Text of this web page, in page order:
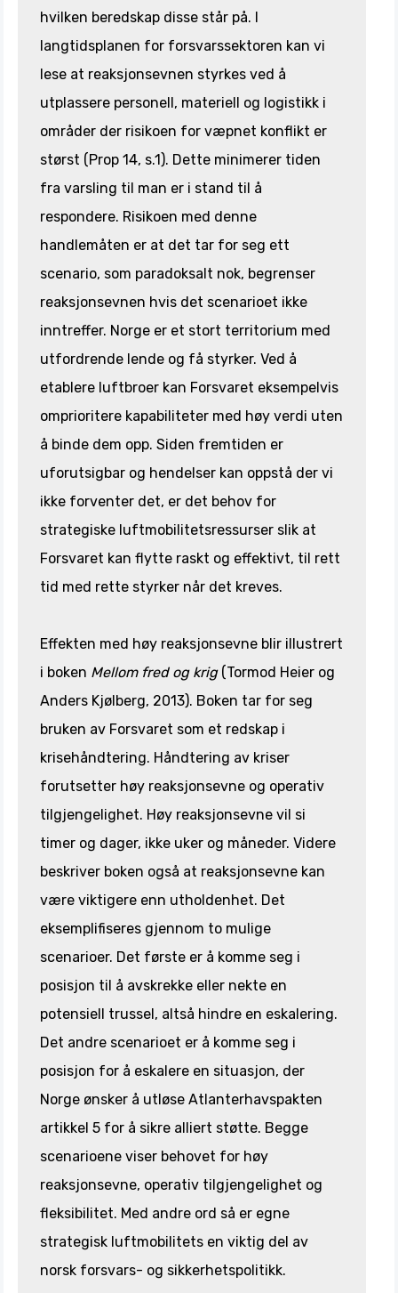
hvilken beredskap disse står på. I
langtidsplanen for forsvarssektoren kan vi
lese at reaksjonsevnen styrkes ved å
utplassere personell, materiell og logistikk i
områder der risikoen for væpnet konflikt er
størst (Prop 14, s.1). Dette minimerer tiden
fra varsling til man er i stand til å
respondere. Risikoen med denne
handlemåten er at det tar for seg ett
scenario, som paradoksalt nok, begrenser
reaksjonsevnen hvis det scenarioet ikke
inntreffer. Norge er et stort territorium med
utfordrende lende og få styrker. Ved å
etablere luftbroer kan Forsvaret eksempelvis
omprioritere kapabiliteter med høy verdi uten
å binde dem opp. Siden fremtiden er
uforutsigbar og hendelser kan oppstå der vi
ikke forventer det, er det behov for
strategiske luftmobilitetsressurser slik at
Forsvaret kan flytte raskt og effektivt, til rett
tid med rette styrker når det kreves.
Effekten med høy reaksjonsevne blir illustrert
i boken Mellom fred og krig(Tormod Heier og
Anders Kjølberg, 2013). Boken tar for seg
bruken av Forsvaret som et redskap i
krisehåndtering. Håndtering av kriser
forutsetter høy reaksjonsevne og operativ
tilgjengelighet. Høy reaksjonsevne vil si
timer og dager, ikke uker og måneder. Videre
beskriver boken også at reaksjonsevne kan
være viktigere enn utholdenhet. Det
eksemplifiseres gjennom to mulige
scenarioer. Det første er å komme seg i
posisjon til å avskrekke eller nekte en
potensiell trussel, altså hindre en eskalering.
Det andre scenarioet er å komme seg i
posisjon for å eskalere en situasjon, der
Norge ønsker å utløse Atlanterhavspakten
artikkel 5 for å sikre alliert støtte. Begge
scenarioene viser behovet for høy
reaksjonsevne, operativ tilgjengelighet og
fleksibilitet. Med andre ord så er egne
strategisk luftmobilitets en viktig del av
norsk forsvars- og sikkerhetspolitikk.